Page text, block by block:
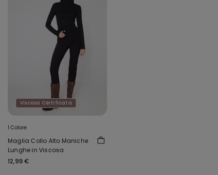
Viscosa Certificata
1 Colore
Maglia Collo Alto Maniche
Lunghe in Viscosa
12,99 €